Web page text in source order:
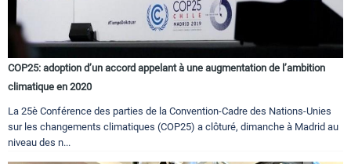
COP25: adoption d’un accord appelant à une augmentation de l’ambition
climatique en 2020
La 25è Conférence des parties de la Convention-Cadre des Nations-Unies
sur les changements climatiques (COP25) a clôturé, dimanche à Madrid au
niveau des n...